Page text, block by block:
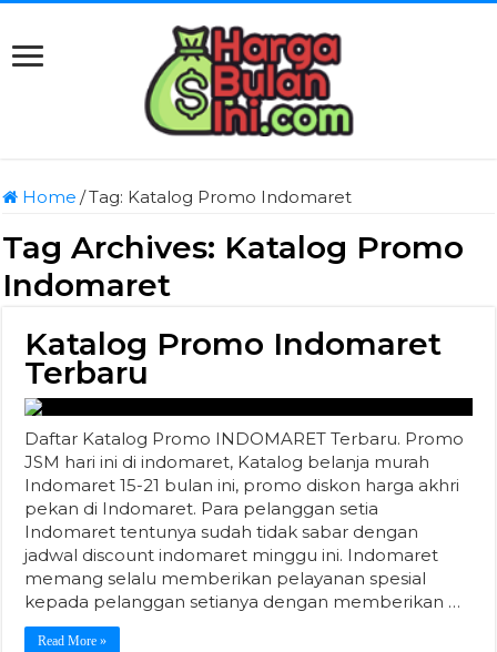
Home /Tag: Katalog Promo Indomaret
Tag Archives: Katalog Promo
Indomaret
Katalog Promo Indomaret
Terbaru
Daftar Katalog Promo INDOMARET Terbaru. Promo
JSM hari ini di indomaret, Katalog belanja murah
Indomaret 15-21 bulan ini, promo diskon harga akhri
pekan di Indomaret. Para pelanggan setia
Indomaret tentunya sudah tidak sabar dengan
jadwal discount indomaret minggu ini. Indomaret
memang selalu memberikan pelayanan spesial
kepada pelanggan setianya dengan memberikan …
Read More »